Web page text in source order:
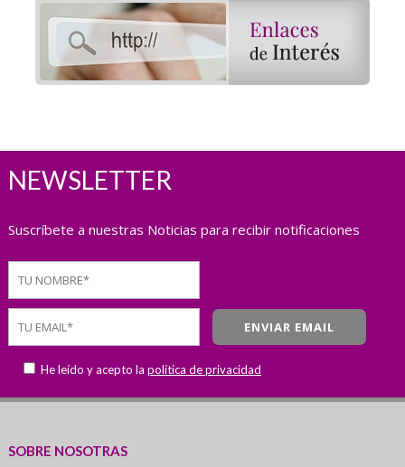
NEWSLETTER
Suscríbete a nuestras Noticias para recibir notificaciones
He leído y acepto la política de privacidad
SOBRE NOSOTRAS